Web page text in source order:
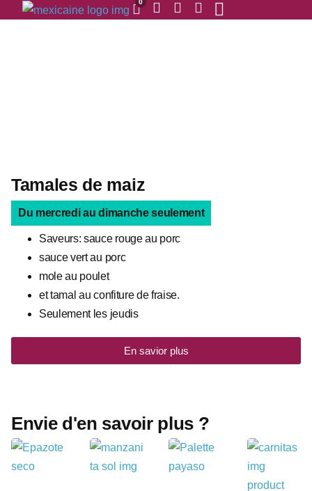
Tamales de maiz
Du mercredi au dimanche seulement
Saveurs: sauce rouge au porc
sauce vert au porc
mole au poulet
et tamal au confiture de fraise.
Seulement les jeudis
En savior plus
Envie d'en savoir plus ?